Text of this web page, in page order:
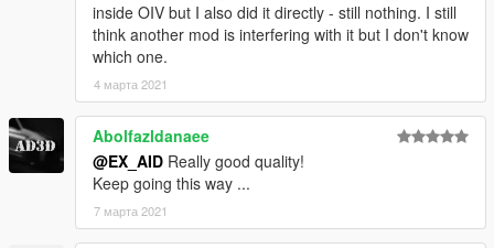
inside OIV but I also did it directly - still nothing. I still
think another mod is interfering with it but I don't know
which one.
4 марта 2021
Abolfazldanaee
@EX_AID Really good quality!
Keep going this way ...
7 марта 2021